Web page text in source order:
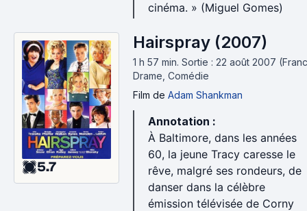
cinéma. » (Miguel Gomes)
5.7
Hairspray (2007)
1 h 57 min. Sortie : 22 août 2007
Drame, Comédie
Film de Adam Shankman
Annotation :
À Baltimore, dans les années
60, la jeune Tracy caresse le
rêve, malgré ses rondeurs, de
danser dans la célèbre
émission télévisée de Corny